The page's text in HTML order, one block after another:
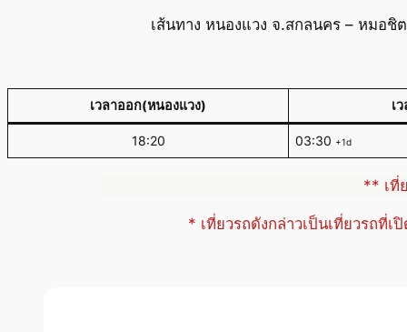
เส้นทาง หนองแวง จ.สกลนคร – หมอชิ
เวลาออก(หนองแวง) เ
18:20 03:30 +1d
** เที่
* เที่ยวรถดังกล่าวเป็นเที่ยวรถที่